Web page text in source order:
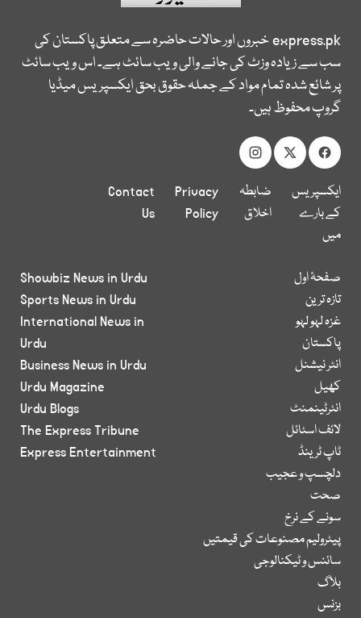
express.pkخبروں اور حالات حاضرہ سے متعلق پاکستان کی
سب سے زیادہ وزٹ کی جانے والی ویب سائٹ ہے۔ اس ویب سائٹ
پر شائع شدہ تمام مواد کے جملہ حقوق بحق ایکسپریس میڈیا
گروپ محفوظ ہیں۔
ایکسپریس
کے بارے
میں
ضابطہ
اخلاق
Privacy
Policy
Contact
Us
صفحۂ اول
تازہ ترین
غزہ لہو لہو
پاکستان
انٹر نیشنل
کھیل
انٹرٹینمنٹ
لائف اسٹائل
ٹاپ ٹرینڈ
دلچسپ و عجیب
صحت
سونے کے نرخ
پیٹرولیم مصنوعات کی قیمتیں
سائنس و ٹیکنالوجی
بلاگ
بزنس
Showbiz News in Urdu
Sports News in Urdu
International News in
Urdu
Business News in Urdu
Urdu Magazine
Urdu Blogs
The Express Tribune
Express Entertainment